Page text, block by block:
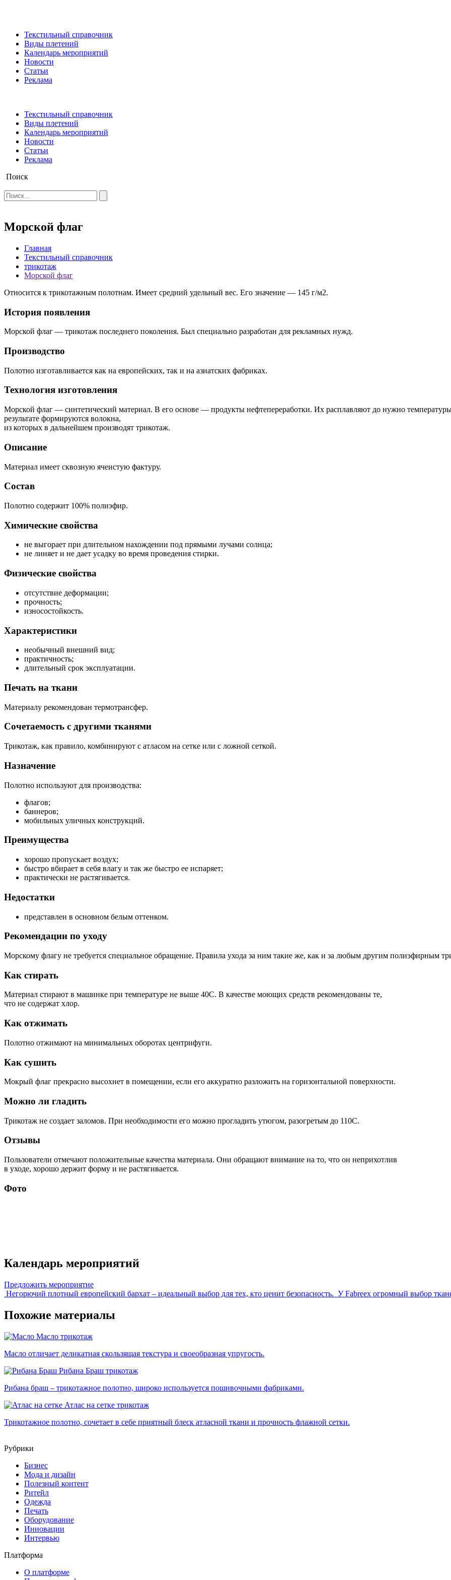
Текстильный справочник
Виды плетений
Календарь мероприятий
Новости
Статьи
Реклама
Текстильный справочник
Виды плетений
Календарь мероприятий
Новости
Статьи
Реклама
Поиск
Морской флаг
Главная
Текстильный справочник
трикотаж
Морской флаг
Относится к трикотажным полотнам. Имеет средний удельный вес. Его значение — 145 г/м2.
История появления
Морской флаг — трикотаж последнего поколения. Был специально разработан для рекламных нужд.
Производство
Полотно изготавливается как на европейских, так и на азиатских фабриках.
Технология изготовления
Морской флаг — синтетический материал. В его основе — продукты нефтепереработки. Их расплавляют до нужно
результате формируются волокна,
из которых в дальнейшем производят трикотаж.
Описание
Материал имеет сквозную ячеистую фактуру.
Состав
Полотно содержит 100% полиэфир.
Химические свойства
не выгорает при длительном нахождении под прямыми лучами солнца;
не линяет и не дает усадку во время проведения стирки.
Физические свойства
отсутствие деформации;
прочность;
износостойкость.
Характеристики
необычный внешний вид;
практичность;
длительный срок эксплуатации.
Печать на ткани
Материалу рекомендован термотрансфер.
Сочетаемость с другими тканями
Трикотаж, как правило, комбинируют с атласом на сетке или с ложной сеткой.
Назначение
Полотно используют для производства:
флагов;
баннеров;
мобильных уличных конструкций.
Преимущества
хорошо пропускает воздух;
быстро вбирает в себя влагу и так же быстро ее испаряет;
практически не растягивается.
Недостатки
представлен в основном белым оттенком.
Рекомендации по уходу
Морскому флагу не требуется специальное обращение. Правила ухода за ним такие же, как и за любым другим полиэфирным
Как стирать
Материал стирают в машинке при температуре не выше 40С. В качестве моющих средств рекомендованы те,
что не содержат хлор.
Как отжимать
Полотно отжимают на минимальных оборотах центрифуги.
Как сушить
Мокрый флаг прекрасно высохнет в помещении, если его аккуратно разложить на горизонтальной поверхности.
Можно ли гладить
Трикотаж не создает заломов. При необходимости его можно прогладить утюгом, разогретым до 110С.
Отзывы
Пользователи отмечают положительные качества материала. Они обращают внимание на то, что он неприхотлив
в уходе, хорошо держит форму и не растягивается.
Фото
Календарь мероприятий
Предложить мероприятие
Негорючий плотный европейский бархат – идеальный выбор для тех, кто ценит безопасность. У Fabreex огромный выбор
Похожие материалы
Масло трикотаж
Масло отличает деликатная скользящая текстура и своеобразная упругость.
Рибана Браш трикотаж
Рибана браш – трикотажное полотно, широко используется пошивочными фабриками.
Атлас на сетке трикотаж
Трикотажное полотно, сочетает в себе приятный блеск атласной ткани и прочность флажной сетки.
Рубрики
Бизнес
Мода и дизайн
Полезный контент
Ритейл
Одежда
Печать
Оборудование
Инновации
Интервью
Платформа
О платформе